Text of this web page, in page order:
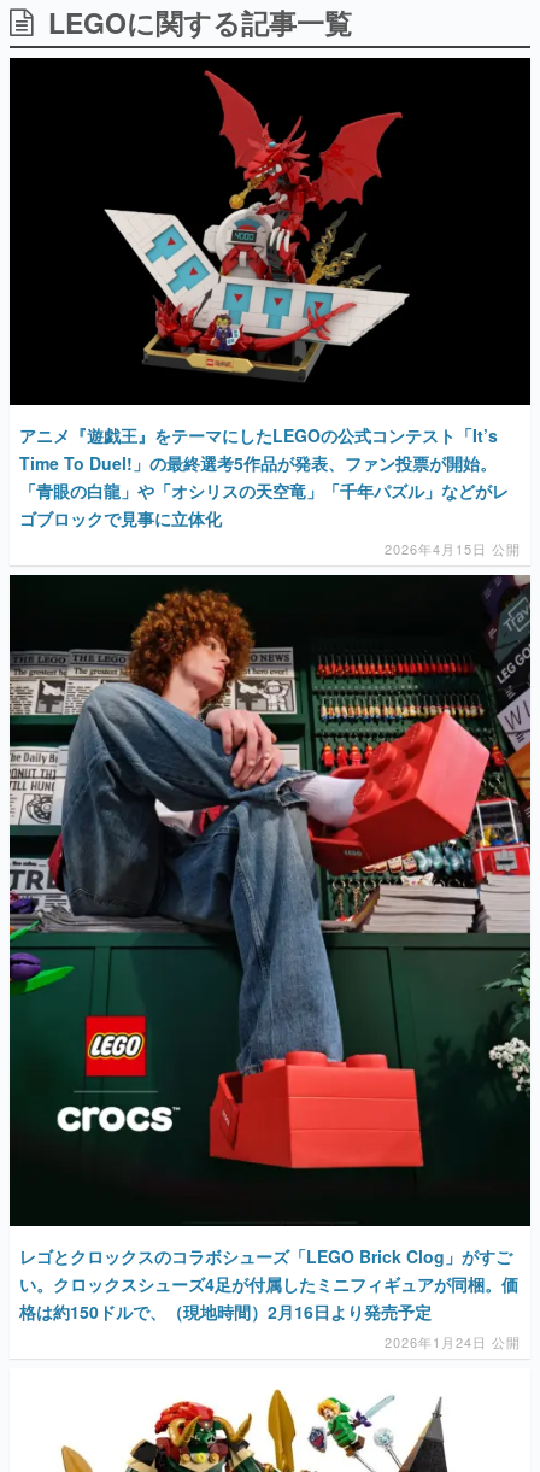
日本のコンテンツ産業やカルチャーに与えた影響を探る企
画です。
日本モバイルゲーム産業史
日本のモバイルゲーム史における主要なトピック・タイト
ルを網羅するほか、開発者へのインタビューや識者による
解説を掲載。約20年の歴史が一望できる決定版！
若ゲのいたり〜ゲームクリエイターの青春〜
『うつヌケ』『ペンと箸』等で知られるマンガ家・田中圭
一先生によるゲーム業界レポートマンガです。
なんでゲームは面白い？
ゲーム開発者・hamatsu氏がゲームの魅力を画面や操作の
具体的な形から解き明かしていく、硬派で骨太な評論連載
です。
ゲームが変えた日本語
「経験値」「裏技」「ラスボス」… ゲームにまつわる言葉
の起源や用法の変遷を、コンピューター文化史研究家・タ
イニーP氏が徹底調査。
カテゴリ
特集記事
マンガ
アプリレビュー
その他
電ファミニコゲーマーとは？
運営：株式会社マレ
LEGOに関する記事一覧
アニメ『遊戯王』をテーマにしたLEGOの公式コンテスト「It’s
Time To Duel!」の最終選考5作品が発表、ファン投票が開始。
「青眼の白龍」や「オシリスの天空竜」「千年パズル」などがレ
ゴブロックで見事に立体化
2026年4月15日 公開
レゴとクロックスのコラボシューズ「LEGO Brick Clog」がすご
い。クロックスシューズ4足が付属したミニフィギュアが同梱。価
格は約150ドルで、（現地時間）2月16日より発売予定
2026年1月24日 公開